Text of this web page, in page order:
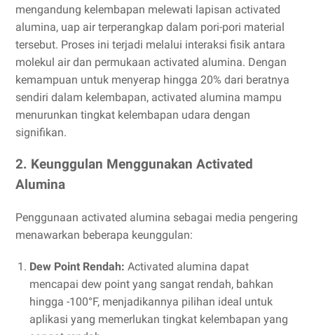
mengandung kelembapan melewati lapisan activated
alumina, uap air terperangkap dalam pori-pori material
tersebut. Proses ini terjadi melalui interaksi fisik antara
molekul air dan permukaan activated alumina. Dengan
kemampuan untuk menyerap hingga 20% dari beratnya
sendiri dalam kelembapan, activated alumina mampu
menurunkan tingkat kelembapan udara dengan
signifikan.
2. Keunggulan Menggunakan Activated
Alumina
Penggunaan activated alumina sebagai media pengering
menawarkan beberapa keunggulan:
Dew Point Rendah: Activated alumina dapat
mencapai dew point yang sangat rendah, bahkan
hingga -100°F, menjadikannya pilihan ideal untuk
aplikasi yang memerlukan tingkat kelembapan yang